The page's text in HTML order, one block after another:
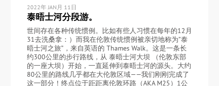
2022年 JAN月 11日
泰晤士河分段游。
世间存在各种传统惯例。比如有些人习惯在每年的12月
31去洗桑拿：）而我在伦敦传统惯例被亲切地称为”泰
晤士河之旅”，来自英语的 Thames Walk。这是一条长
约300公里的步行路线，从 泰晤士河大坝 （伦敦东部
的一座大坝）开始，一直延伸到泰晤士河的源头。大约
80公里的路线几乎都在大伦敦区域——我们刚刚完成了
这一部分！终点位于距距离伦敦环路（AKA M25）1公